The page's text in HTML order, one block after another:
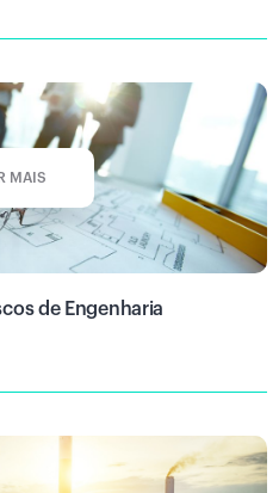
MAIS
de Engenharia